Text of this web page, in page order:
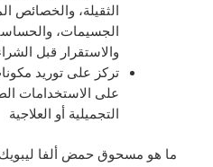
الثقيلة، والخصائص
الجسيمات، والحساسية
والاستقرار قبل الشراء
تركز على توريد مكونات
على الاستخدامات الطبية
التجميلية أو العلاجية
ما هو مسحوق حمض ألفا ليبويك؟